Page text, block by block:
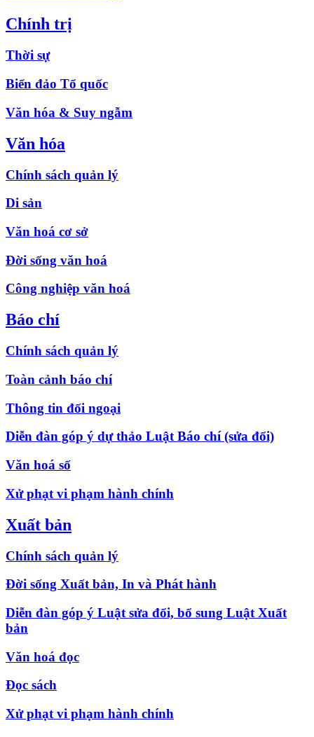
Chính trị
Thời sự
Biển đảo Tổ quốc
Văn hóa & Suy ngẫm
Văn hóa
Chính sách quản lý
Di sản
Văn hoá cơ sở
Đời sống văn hoá
Công nghiệp văn hoá
Báo chí
Chính sách quản lý
Toàn cảnh báo chí
Thông tin đối ngoại
Diễn đàn góp ý dự thảo Luật Báo chí (sửa đổi)
Văn hoá số
Xử phạt vi phạm hành chính
Xuất bản
Chính sách quản lý
Đời sống Xuất bản, In và Phát hành
Diễn đàn góp ý Luật sửa đổi, bổ sung Luật Xuất
bản
Văn hoá đọc
Đọc sách
Xử phạt vi phạm hành chính